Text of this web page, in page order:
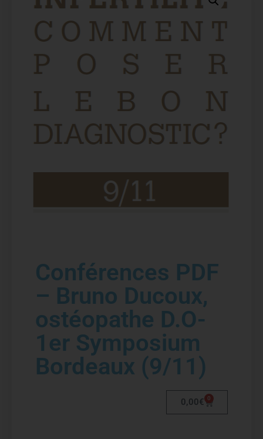
Conférences PDF
– Bruno Ducoux,
ostéopathe D.O-
1er Symposium
Bordeaux (9/11)
0,00€ 0